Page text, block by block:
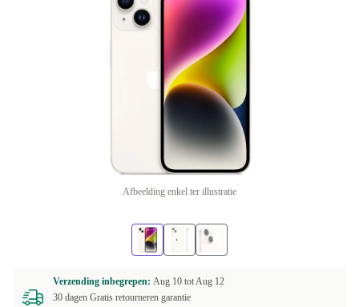
Afbeelding enkel ter illustratie
Verzending inbegrepen: Aug 10 totAug 12
30 dagen Gratis retourneren garantie